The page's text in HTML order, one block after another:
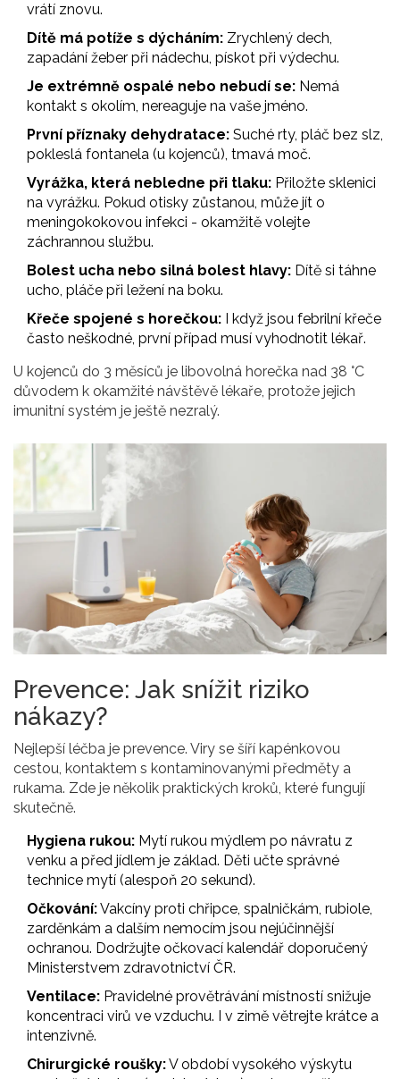
vrátí znovu.
Dítě má potíže s dýcháním: Zrychlený dech,
zapadání žeber při nádechu, pískot při výdechu.
Je extrémně ospalé nebo nebudí se: Nemá
kontakt s okolím, nereaguje na vaše jméno.
První příznaky dehydratace: Suché rty, pláč bez slz,
pokleslá fontanela (u kojenců), tmavá moč.
Vyrážka, která nebledne při tlaku: Přiložte sklenici
na vyrážku. Pokud otisky zůstanou, může jít o
meningokokovou infekci - okamžitě volejte
záchrannou službu.
Bolest ucha nebo silná bolest hlavy: Dítě si táhne
ucho, pláče při ležení na boku.
Křeče spojené s horečkou: I když jsou febrilní křeče
často neškodné, první případ musí vyhodnotit lékař.
U kojenců do 3 měsíců je libovolná horečka nad 38 °C
důvodem k okamžité návštěvě lékaře, protože jejich
imunitní systém je ještě nezralý.
Prevence: Jak snížit riziko
nákazy?
Nejlepší léčba je prevence. Viry se šíří kapénkovou
cestou, kontaktem s kontaminovanými předměty a
rukama. Zde je několik praktických kroků, které fungují
skutečně.
Hygiena rukou: Mytí rukou mýdlem po návratu z
venku a před jídlem je základ. Děti učte správné
technice mytí (alespoň 20 sekund).
Očkování:Vakcíny proti chřipce, spalničkám, rubiole,
zarděnkám a dalším nemocím jsou nejúčinnější
ochranou. Dodržujte očkovací kalendář doporučený
Ministerstvem zdravotnictví ČR.
Ventilace: Pravidelné provětrávání místností snižuje
koncentraci virů ve vzduchu. I v zimě větrejte krátce a
intenzivně.
Chirurgické roušky:V období vysokého výskytu